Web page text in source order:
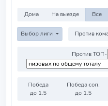
Дома На выезде Все
Выбор лиги
Против ТОП-
Победа
до 1.5
Победа соп.
до 1.5